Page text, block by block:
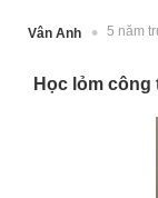
Vân Anh 5 năm
Học lỏm